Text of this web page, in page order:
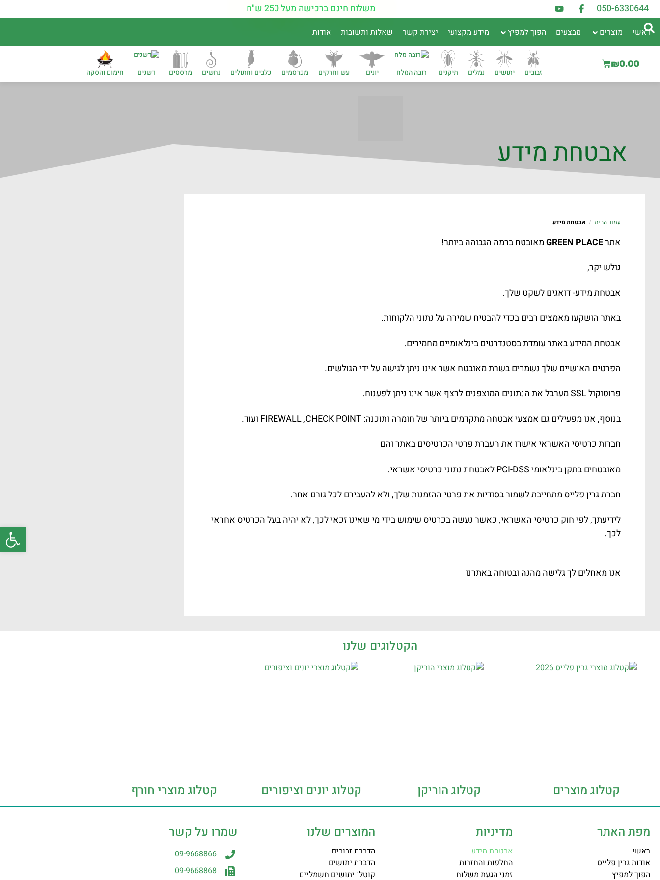
050-6330644 משלוח חינם ברכישה מעל 250 ש"ח
ראשי מוצרים מבצעים הפוך למפיץ מידע מקצועי יצירת קשר שאלות ותשובות אודות
₪0.00
זבובים יתושים נמלים תיקנים רובה המלח יונים עש וחרקים מכרסמים כלבים וחתולים נחשים מרססים דשנים חימום והסקה
אבטחת מידע
עמוד הבית / אבטחת מידע
אתר
מאובטח ברמה הגבוהה ביותר!
גולש יקר,
אבטחת מידע- דואגים לשקט שלך.
באתר הושקעו מאמצים רבים בכדי להבטיח שמירה על נתוני הלקוחות.
אבטחת המידע באתר עומדת בסטנדרטים בינלאומיים מחמירים.
הפרטים האישיים שלך נשמרים בשרת מאובטח אשר אינו ניתן לגישה על ידי הגולשים.
פרוטוקול SSL מערבל את הנתונים המוצפנים לרצף אשר אינו ניתן לפענוח.
בנוסף, אנו מפעילים גם אמצעי אבטחה מתקדמים ביותר של חומרה ותוכנה: FIREWALL ,CHECK POINT ועוד.
חברות כרטיסי האשראי אישרו את העברת פרטי הכרטיסים באתר והם
מאובטחים בתקן בינלאומי PCI-DSS לאבטחת נתוני כרטיסי אשראי.
חברת גרין פלייס מתחייבת לשמור בסודיות את פרטי ההזמנות שלך, ולא להעבירם לכל גורם אחר.
לידיעתך, לפי חוק כרטיסי האשראי, כאשר נעשה בכרטיס שימוש בידי מי שאינו זכאי לכך, לא יהיה בעל הכרטיס אחראי
לכך.
אנו מאחלים לך גלישה מהנה ובטוחה באתרנו
הקטלוגים שלנו
קטלוג מוצרים קטלוג הוריקן קטלוג יונים וציפורים קטלוג מוצרי חורף
מפת האתר
ראשי
אודות גרין פלייס
הפוך למפיץ
מדיניות
אבטחת מידע
החלפות והחזרות
זמני הגעת משלוח
המוצרים שלנו
הדברת זבובים
הדברת יתושים
קוטלי יתושים חשמליים
שמרו על קשר
09-9668866
09-9668868
פתח